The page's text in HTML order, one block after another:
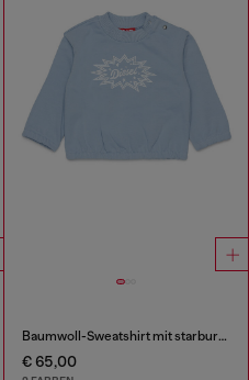
Baumwoll-Sweatshirt mit starburst Logo-Print
€ 65,00